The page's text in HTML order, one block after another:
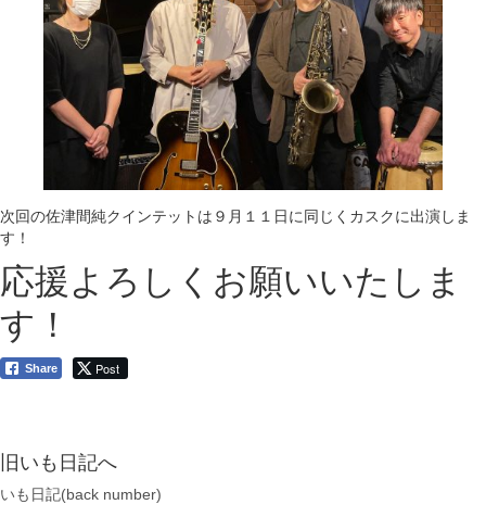
次回の佐津間純クインテットは９月１１日に同じくカスクに出演しま
す！
応援よろしくお願いいたしま
す！
Share Post
旧いも日記へ
いも日記(back number)